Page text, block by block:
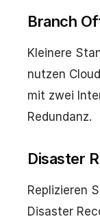
Branch
Kleinere
nutzen
mit zwei
Redundanz.
Disaster
Replizieren
Disaster